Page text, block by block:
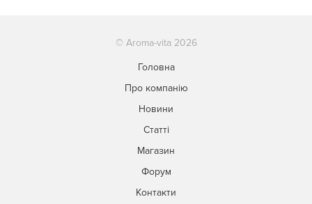
© Aroma-vita 2026
Головна
Про компанію
Новини
Статті
Магазин
Форум
Контакти